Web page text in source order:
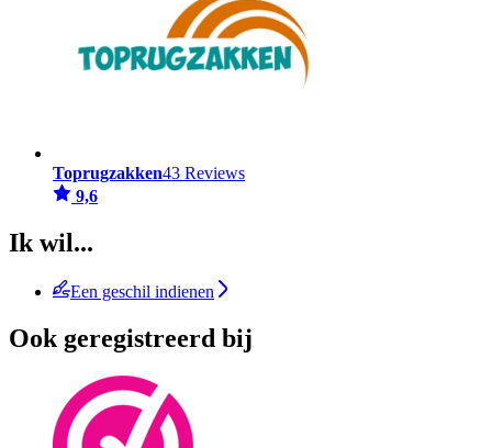
Toprugzakken43 Reviews
9,6
Ik wil...
Een geschil indienen
Ook geregistreerd bij